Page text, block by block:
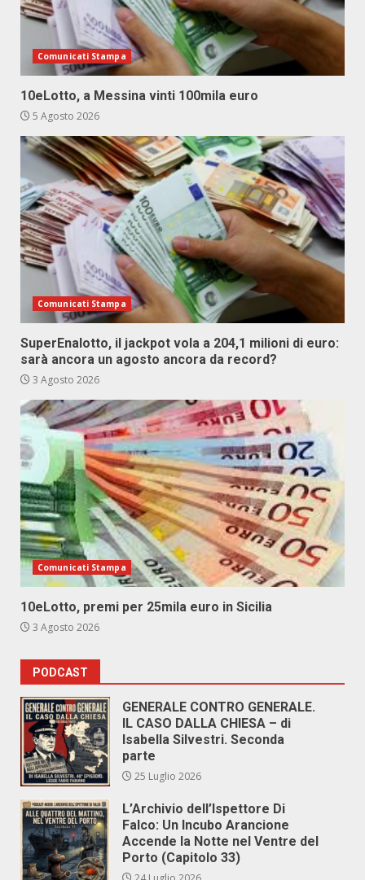
Comunicati Stampa
10eLotto, a Messina vinti 100mila euro
5 Agosto 2026
Comunicati Stampa
SuperEnalotto, il jackpot vola a 204,1 milioni di euro:
sarà ancora un agosto ancora da record?
3 Agosto 2026
Comunicati Stampa
10eLotto, premi per 25mila euro in Sicilia
3 Agosto 2026
PODCAST
GENERALE CONTRO GENERALE.
IL CASO DALLA CHIESA – di
Isabella Silvestri. Seconda
parte
25 Luglio 2026
L’Archivio dell’Ispettore Di
Falco: Un Incubo Arancione
Accende la Notte nel Ventre del
Porto (Capitolo 33)